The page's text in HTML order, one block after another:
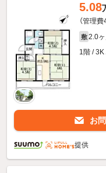
5.08
（管理費
敷 2.0ヶ
1階 / 3K
お
提供